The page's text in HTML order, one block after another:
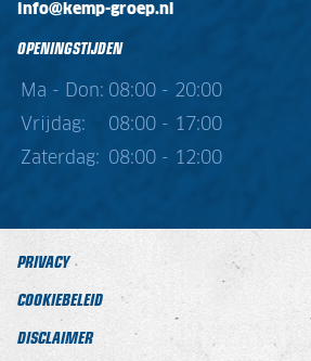
info@kemp-groep.nl
OPENINGSTIJDEN
Ma - Don: 08:00 - 20:00
Vrijdag:
08:00 - 17:00
Zaterdag:
08:00 - 12:00
PRIVACY
COOKIEBELEID
DISCLAIMER